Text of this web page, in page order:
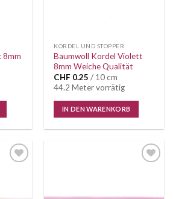
8mm
KORDEL UND STOPPER
Baumwoll Kordel Violett
8mm Weiche Qualität
CHF 0.25 / 10 cm
44.2 Meter vorrätig
IN DEN WARENKORB